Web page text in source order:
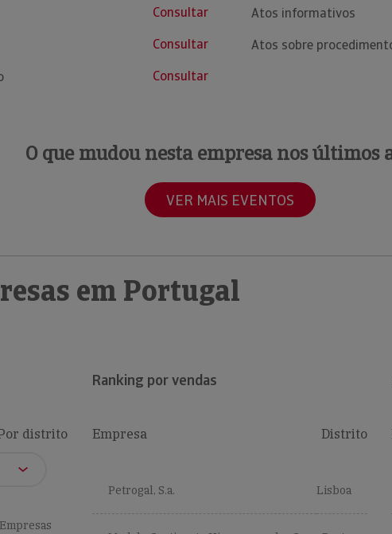
Consultar
Consultar
Consultar
Atos informativos
Atos sobre
O que mudou nesta empresa nos últimos
VER MAIS EVENTOS
em Portugal
distrito
Ranking por vendas
Empresa Distrito
Petrogal, S.a. Lisboa